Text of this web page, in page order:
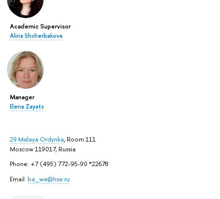
Academic Supervisor
Alina Shcherbakova
Manager
Elena Zayats
29 Malaya Ordynka, Room 111
Moscow 119017, Russia
Phone: +7 (495) 772-95-90 *22678
Email: ba_we@hse.ru